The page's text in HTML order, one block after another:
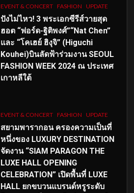
EVENT & CONCERT FASHION UPDATE
ปังไม่ไหว! 3 พระเอกซีรีส์วายสุด
ฮอต “ฟอร์ด-ฐิติพงศ์”“Nat Chen”
และ “โคเฮย์ ฮิงุจิ” (Higuchi
Kouhei)บินลัดฟ้าร่วมงาน SEOUL
FASHION WEEK 2024 ณ ประเทศ
เกาหลีใต้
EVENT & CONCERT FASHION UPDATE
สยามพารากอน ครองความเป็นที่
หนึ่งของ LUXURY DESTINATION
จัดงาน “SIAM PARAGON THE
LUXE HALL OPENING
CELEBRATION” เปิดพื้นที่ LUXE
HALL ยกขบวนแบรนด์หรูระดับ